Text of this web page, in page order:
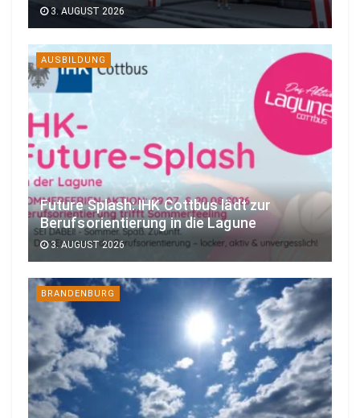
3. AUGUST 2026
AUSBILDUNG
Future Splash: IHK Cottbus lädt zur
Berufsorientierung in die Lagune
3. AUGUST 2026
BRANDENBURG